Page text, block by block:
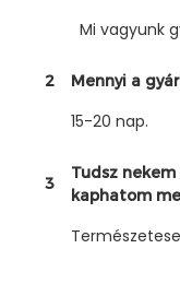
Mi vagyunk
2 Mennyi a
15-20 nap.
3
Tudsz
kaphatom